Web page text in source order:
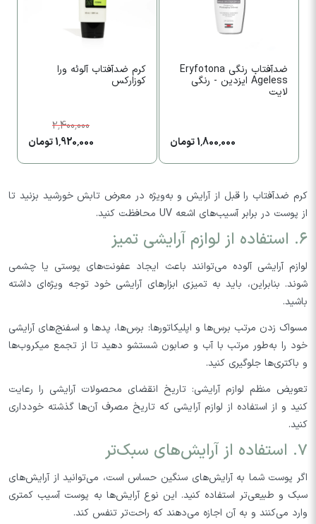
ضدآفتاب رنگی Eryfotona
Ageless ایزدین - رنگی
لایت
1,800,000 تومان
کرم ضدآفتاب آلوئه ورا
کوزارکس
2,400,000
1,920,000 تومان
کرم ضدآفتاب را قبل از آرایش و به‌ویژه در معرض تابش خورشید بزنید تا
از پوست در برابر آسیب‌های اشعه UV محافظت کنید.
۶. استفاده از لوازم آرایشی تمیز
لوازم آرایشی آلوده می‌توانند باعث ایجاد عفونت‌های پوستی یا چشمی
شوند. بنابراین، باید به تمیزی ابزارهای آرایشی خود توجه ویژه‌ای داشته
باشید.
مسواک زدن مرتب برس‌ها و اپلیکاتورها: برس‌ها، پدها و اسفنج‌های آرایشی
خود را به‌طور مرتب با آب و صابون شستشو دهید تا از تجمع میکروب‌ها
و باکتری‌ها جلوگیری کنید.
تعویض منظم لوازم آرایشی: تاریخ انقضای محصولات آرایشی را رعایت
کنید و از استفاده از لوازم آرایشی که تاریخ مصرف آن‌ها گذشته خودداری
کنید.
۷. استفاده از آرایش‌های سبک‌تر
اگر پوست شما به آرایش‌های سنگین حساس است، می‌توانید از آرایش‌های
سبک و طبیعی‌تر استفاده کنید. این نوع آرایش‌ها به پوست آسیب کمتری
وارد می‌کنند و به آن اجازه می‌دهند که راحت‌تر تنفس کند.